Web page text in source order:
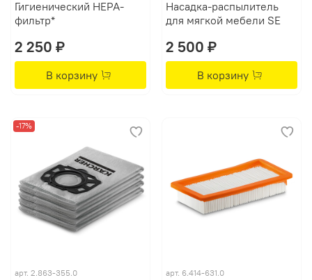
Гигиенический HEPA-
фильтр*
2 250 ₽
В корзину
Насадка-распылитель
для мягкой мебели SE
2 500 ₽
В корзину
-17%
арт. 2.863-355.0 арт. 6.414-631.0